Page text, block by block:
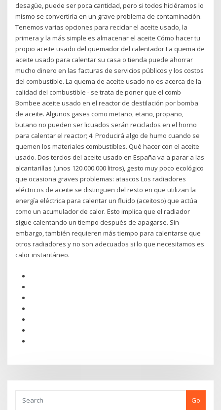
desagüe, puede ser poca cantidad, pero si todos hiciéramos lo
mismo se convertiría en un grave problema de contaminación.
Tenemos varias opciones para reciclar el aceite usado, la
primera y la más simple es almacenar el aceite Cómo hacer tu
propio aceite usado del quemador del calentador La quema de
aceite usado para calentar su casa o tienda puede ahorrar
mucho dinero en las facturas de servicios públicos y los costos
del combustible. La quema de aceite usado no es acerca de la
calidad del combustible - se trata de poner que el comb
Bombee aceite usado en el reactor de destilación por bomba
de aceite. Algunos gases como metano, etano, propano,
butano no pueden ser licuados serán reciclados en el horno
para calentar el reactor; 4. Producirá algo de humo cuando se
quemen los materiales combustibles. Qué hacer con el aceite
usado. Dos tercios del aceite usado en España va a parar a las
alcantarillas (unos 120.000.000 litros), gesto muy poco ecológico
que ocasiona graves problemas: atascos Los radiadores
eléctricos de aceite se distinguen del resto en que utilizan la
energía eléctrica para calentar un fluido (aceitoso) que actúa
como un acumulador de calor. Esto implica que el radiador
sigue calentando un tiempo después de apagarse. Sin
embargo, también requieren más tiempo para calentarse que
otros radiadores y no son adecuados si lo que necesitamos es
calor instantáneo.
Go